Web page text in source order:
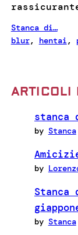
Stanca di…
blur, hentai,
ARTICOLI
by Stanca
by
by Stanca